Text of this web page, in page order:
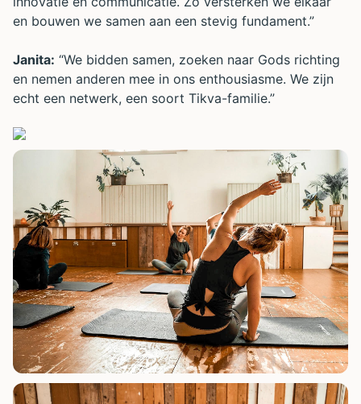
en bouwen we samen aan een stevig fundament.”
Janita: “We bidden samen, zoeken naar Gods richting
en nemen anderen mee in ons enthousiasme. We zijn
echt een netwerk, een soort Tikva-familie.”